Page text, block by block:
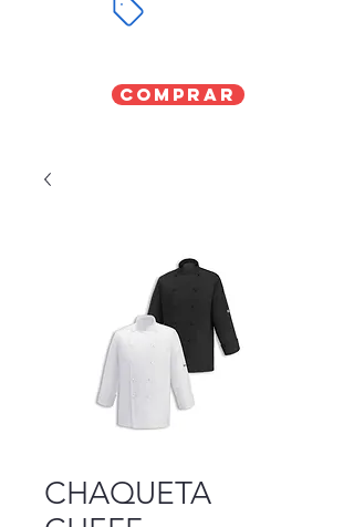
Comprar
CHAQUETA